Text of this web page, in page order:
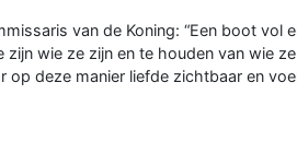
van de Koning: “Een boot
zijn wie ze zijn en te houden van wie
op deze manier liefde zichtbaar en